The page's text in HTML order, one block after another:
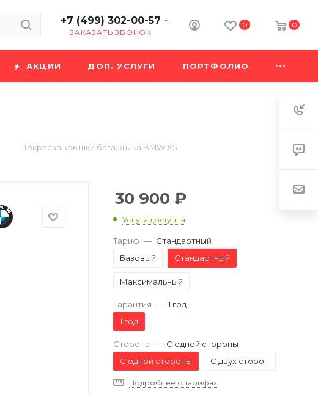
+7 (499) 302-00-57
ЗАКАЗАТЬ ЗВОНОК
0 0
АКЦИИ ДОП. УСЛУГИ ПОРТФОЛИО
— Покраска крышки багажника BMW X5
30 900 ₽
Услуга доступна
Тариф — Стандартный
Базовый
Стандартный
Максимальный
Гарантия — 1 год
1 год
Сторона — С одной стороны
С одной стороны
С двух сторон
Подробнее о тарифах